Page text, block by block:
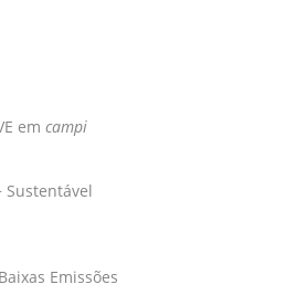
em campi
Emissões